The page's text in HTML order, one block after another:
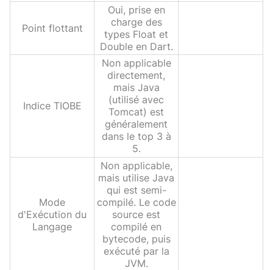
Point flottant
Oui, prise en
charge des
types Float et
Double en Dart.
Indice TIOBE
Non applicable
directement,
mais Java
(utilisé avec
Tomcat) est
généralement
dans le top 3 à
5.
Mode
d'Exécution du
Langage
Non applicable,
mais utilise Java
qui est semi-
compilé. Le code
source est
compilé en
bytecode, puis
exécuté par la
JVM.